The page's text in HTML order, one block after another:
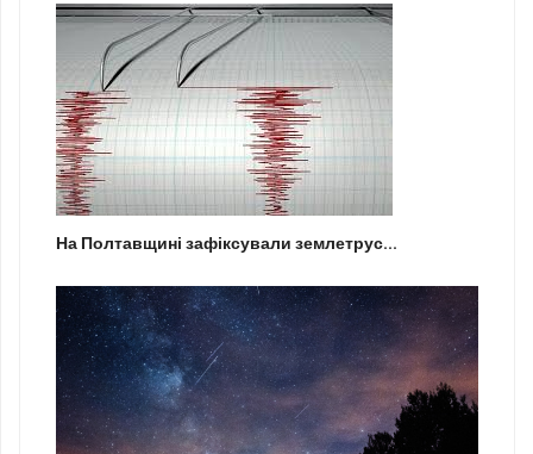
На Полтавщині зафіксували землетрус...